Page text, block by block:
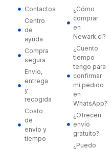
Contactos
Centro
de
ayuda
Compra
segura
Envío,
entrega
y
recogida
Costo
de
envío y
tiempo
¿Cómo
comprar
en
Newark.cl?
¿Cuento
tiempo
tengo para
confirmar
mi pedido
en
WhatsApp?
¿Ofrecen
envío
gratuito?
¿Puedo